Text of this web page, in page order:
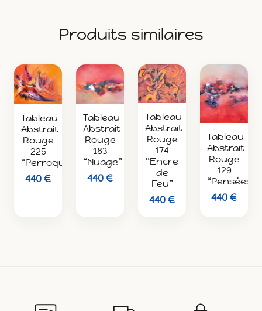
Produits similaires
Tableau
Abstrait
Rouge
225
“Perroquet”
440 €
Tableau
Abstrait
Rouge
183
“Nuage”
440 €
Tableau
Abstrait
Rouge
174
“Encre
de
Feu”
440 €
Tableau
Abstrait
Rouge
129
“Pensées”
440 €